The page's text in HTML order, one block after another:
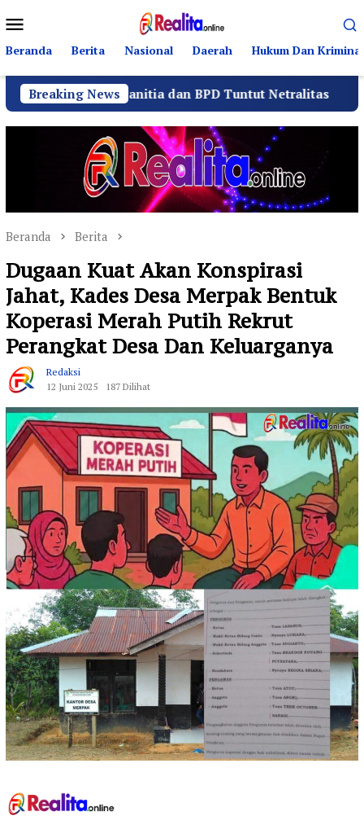
ke
kontenMobile
Beranda Berita Nasional Daerah Hukum Dan Kriminal
Breaking News
Panitia dan BPD Tuntut Netralitas Komando
Beranda Berita
Dugaan Kuat Akan Konspirasi
Jahat, Kades Desa Merpak Bentuk
Koperasi Merah Putih Rekrut
Perangkat Desa Dan Keluarganya
Redaksi
12 Juni 2025
187 Dilihat